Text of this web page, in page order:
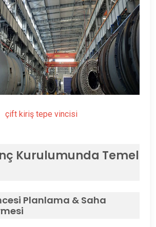
çift ​​kiriş tepe vincisi
Kurulumunda Temel
Planlama & Saha